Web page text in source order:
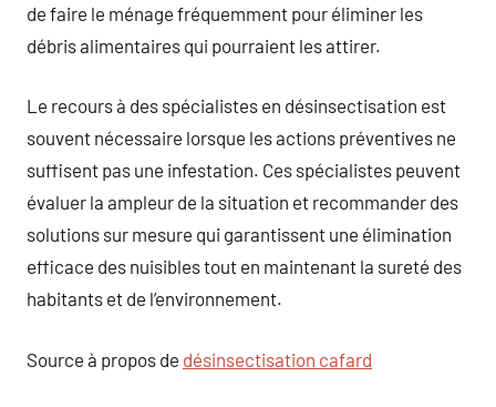
de faire le ménage fréquemment pour éliminer les
débris alimentaires qui pourraient les attirer.
Le recours à des spécialistes en désinsectisation est
souvent nécessaire lorsque les actions préventives ne
suffisent pas une infestation. Ces spécialistes peuvent
évaluer la ampleur de la situation et recommander des
solutions sur mesure qui garantissent une élimination
efficace des nuisibles tout en maintenant la sureté des
habitants et de l’environnement.
Source à propos de désinsectisation cafard